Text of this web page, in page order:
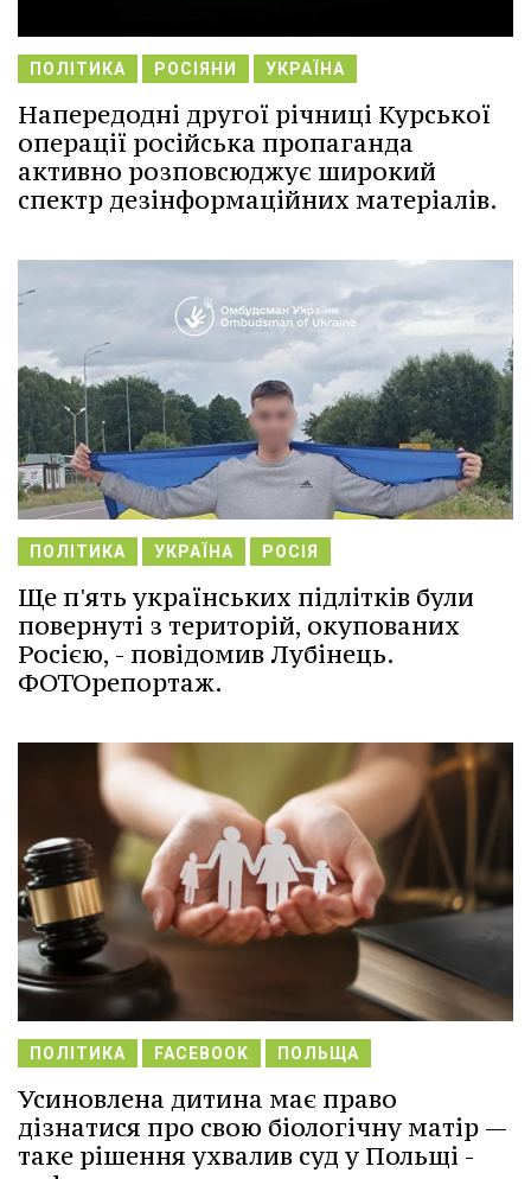
ПОЛІТИКА РОСІЯНИ УКРАЇНА
Напередодні другої річниці Курської
операції російська пропаганда
активно розповсюджує широкий
спектр дезінформаційних матеріалів.
ПОЛІТИКА УКРАЇНА РОСІЯ
Ще п'ять українських підлітків були
повернуті з територій, окупованих
Росією, - повідомив Лубінець.
ФОТОрепортаж.
ПОЛІТИКА FACEBOOK ПОЛЬЩА
Усиновлена дитина має право
дізнатися про свою біологічну матір —
таке рішення ухвалив суд у Польщі -